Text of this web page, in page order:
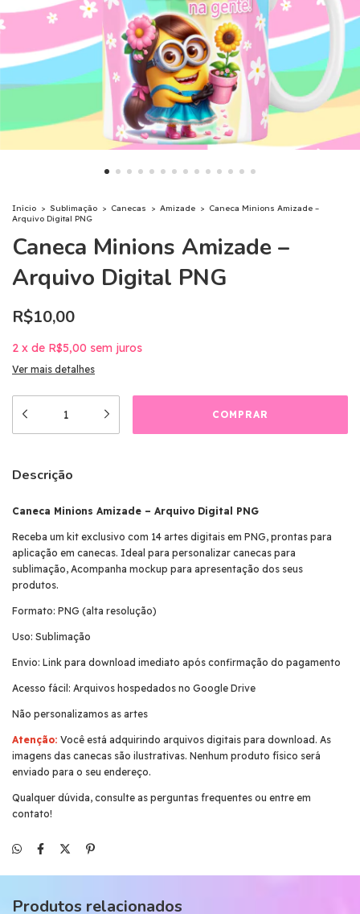
Início > Sublimação > Canecas > Amizade > Caneca Minions Amizade –
Arquivo Digital PNG
Caneca Minions Amizade –
Arquivo Digital PNG
R$10,00
2 x de R$5,00 sem juros
Ver mais detalhes
Descrição
Caneca Minions Amizade – Arquivo Digital PNG
Receba um kit exclusivo com 14 artes digitais em PNG, prontas para
aplicação em canecas. Ideal para personalizar canecas para
sublimação, Acompanha mockup para apresentação dos seus
produtos.
Formato: PNG (alta resolução)
Uso: Sublimação
Envio: Link para download imediato após confirmação do pagamento
Acesso fácil: Arquivos hospedados no Google Drive
Não personalizamos as artes
Atenção: Você está adquirindo arquivos digitais para download. As
imagens das canecas são ilustrativas. Nenhum produto físico será
enviado para o seu endereço.
Qualquer dúvida, consulte as perguntas frequentes ou entre em
contato!
Produtos relacionados